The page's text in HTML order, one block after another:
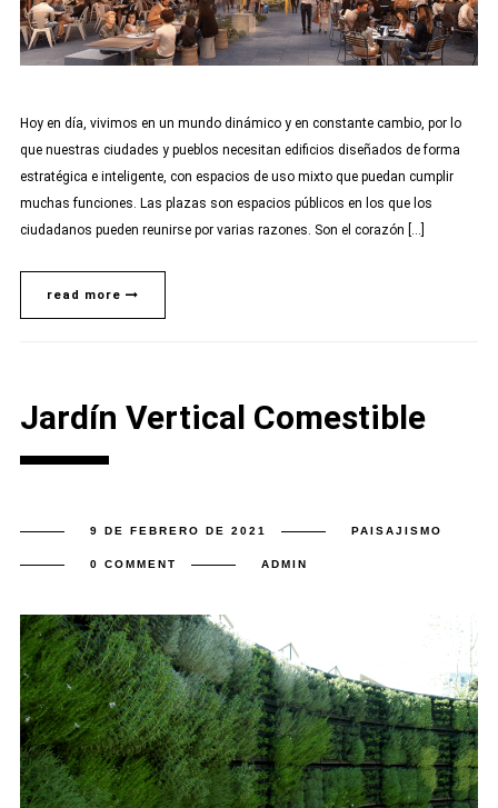
Hoy en día, vivimos en un mundo dinámico y en constante cambio, por lo
que nuestras ciudades y pueblos necesitan edificios diseñados de forma
estratégica e inteligente, con espacios de uso mixto que puedan cumplir
muchas funciones. Las plazas son espacios públicos en los que los
ciudadanos pueden reunirse por varias razones. Son el corazón […]
read more
Jardín Vertical Comestible
9 DE FEBRERO DE 2021 PAISAJISMO
0 COMMENT ADMIN